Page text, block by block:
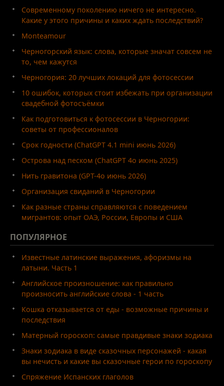
Современному поколению ничего не интересно.
Какие у этого причины и каких ждать последствий?
Monteamour
Черногорский язык: слова, которые значат совсем не
то, чем кажутся
Черногория: 20 лучших локаций для фотосессии
10 ошибок, которых стоит избежать при организации
свадебной фотосъёмки
Как подготовиться к фотосессии в Черногории:
советы от профессионалов
Срок годности (ChatGPT 4.1 mini июнь 2026)
Острова над песком (ChatGPT 4o июнь 2025)
Нить гравитона (GPT-4o июнь 2026)
Организация свиданий в Черногории
Как разные страны справляются с поведением
мигрантов: опыт ОАЭ, России, Европы и США
ПОПУЛЯРНОЕ
Известные латинские выражения, афоризмы на
латыни. Часть 1
Английское произношение: как правильно
произносить английские слова - 1 часть
Кошка отказывается от еды - возможные причины и
последствия
Матерный гороскоп: самые правдивые знаки зодиака
Знаки зодиака в виде сказочных персонажей - какая
вы нечисть и какие вы сказочные герои по гороскопу
Спряжение Испанских глаголов